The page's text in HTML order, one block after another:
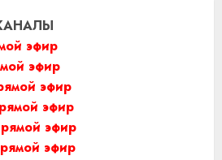
эфир
эфир
эфир
эфир
эфир
эфир